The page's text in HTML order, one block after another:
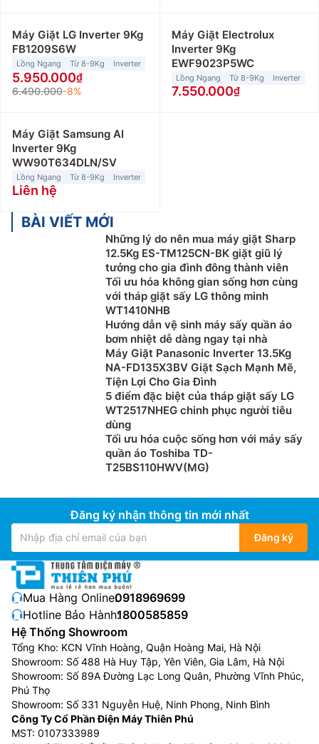
Máy Giặt LG Inverter 9Kg
FB1209S6W
Lồng Ngang Từ 8-9Kg Inverter
5.950.000
6.490.000-8%
Máy Giặt Electrolux
Inverter 9Kg
EWF9023P5WC
Lồng Ngang Từ 8-9Kg Inverter
7.550.000
Máy Giặt Samsung AI
Inverter 9Kg
WW90T634DLN/SV
Lồng Ngang Từ 8-9Kg Inverter
Liên hệ
BÀI VIẾT MỚI
Những lý do nên mua máy giặt Sharp
12.5Kg ES-TM125CN-BK giặt giũ lý
tưởng cho gia đình đông thành viên
Tối ưu hóa không gian sống hơn cùng
với tháp giặt sấy LG thông minh
WT1410NHB
Hướng dẫn vệ sinh máy sấy quần áo
bơm nhiệt dễ dàng ngay tại nhà
Máy Giặt Panasonic Inverter 13.5Kg
NA-FD135X3BV Giặt Sạch Mạnh Mẽ,
Tiện Lợi Cho Gia Đình
5 điểm đặc biệt của tháp giặt sấy LG
WT2517NHEG chinh phục người tiêu
dùng
Tối ưu hóa cuộc sống hơn với máy sấy
quần áo Toshiba TD-
T25BS110HWV(MG)
Đăng ký nhận thông tin mới nhất
Đăng ký
Mua Hàng Online:0918969699
Hotline Bảo Hành:1800585859
Hệ Thống Showroom
Tổng Kho: KCN Vĩnh Hoàng, Quận Hoàng Mai, Hà Nội
Showroom: Số 488 Hà Huy Tập, Yên Viên, Gia Lâm, Hà Nội
Showroom: Số 89A Đường Lạc Long Quân, Phường Vĩnh Phúc,
Phú Thọ
Showroom: Số 331 Nguyễn Huệ, Ninh Phong, Ninh Bình
Công Ty Cổ Phần Điện Máy Thiên Phú
MST: 0107333989